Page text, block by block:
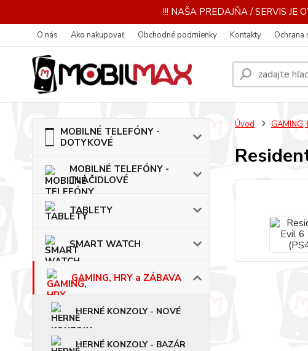
!!! NAŠA PREDAJŇA / SERVIS JE
O nás Ako nakupovať Obchodné podmienky Kontakty Ochrana
MOBILNÉ TELEFÓNY -
DOTYKOVÉ
MOBILNÉ TELEFÓNY -
TLAČIDLOVÉ
TABLETY
SMART WATCH
GAMING, HRY a ZÁBAVA
HERNÉ KONZOLY - NOVÉ
HERNÉ KONZOLY - BAZÁR
Úvod GAMING,